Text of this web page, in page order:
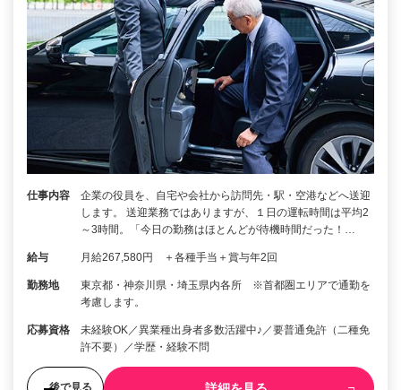
仕事内容
企業の役員を、自宅や会社から訪問先・駅・空港などへ送迎
します。 送迎業務ではありますが、１日の運転時間は平均2
～3時間。「今日の勤務はほとんどが待機時間だった！…
給与 月給267,580円 ＋各種手当＋賞与年2回
勤務地
東京都・神奈川県・埼玉県内各所 ※首都圏エリアで通勤を
考慮します。
応募資格
未経験OK／異業種出身者多数活躍中♪／要普通免許（二種免
許不要）／学歴・経験不問